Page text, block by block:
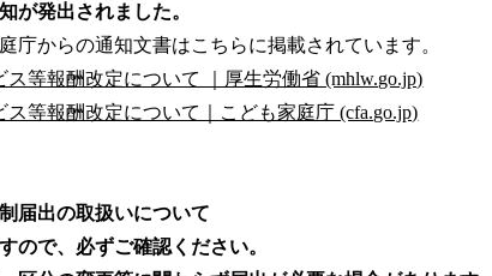
が発出されました。
庁からの通知文書はこちらに掲載されています。
等報酬改定について ｜厚生労働省 (mhlw.go.jp)
等報酬改定について｜こども家庭庁 (cfa.go.jp)
届出の取扱いについて
ので、必ずご確認ください。